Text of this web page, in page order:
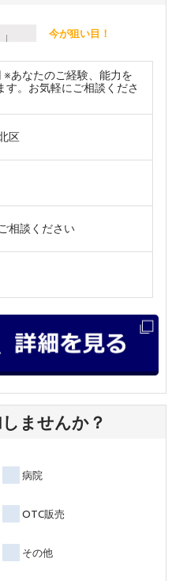
今が狙い目！
あなたのご経験、能力を
す。お気軽にご相談くださ
区
相談ください
ませんか？
病院
OTC販売
その他